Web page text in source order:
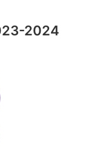
2024